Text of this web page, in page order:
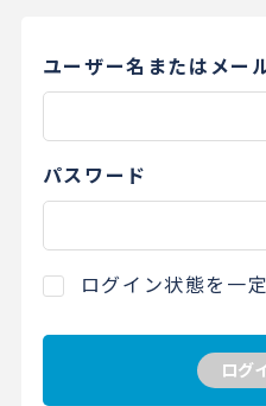
ユーザー名またはメー
パスワード
ログイン状態を一
ログ